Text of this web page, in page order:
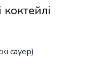
сауер)